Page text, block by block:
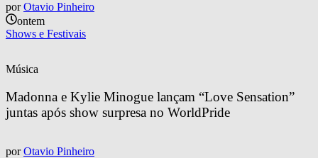
por Otavio Pinheiro
ontem
Shows e Festivais
Música
Madonna e Kylie Minogue lançam “Love Sensation”
juntas após show surpresa no WorldPride
por Otavio Pinheiro